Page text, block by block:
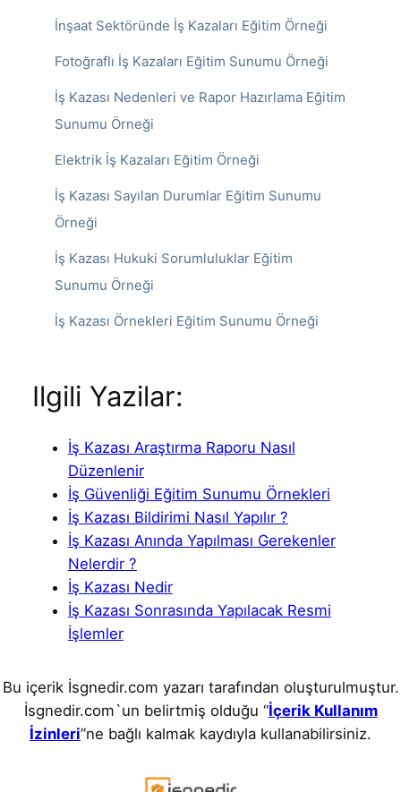
İnşaat Sektöründe İş Kazaları Eğitim Örneği
Fotoğraflı İş Kazaları Eğitim Sunumu Örneği
İş Kazası Nedenleri ve Rapor Hazırlama Eğitim
Sunumu Örneği
Elektrik İş Kazaları Eğitim Örneği
İş Kazası Sayılan Durumlar Eğitim Sunumu
Örneği
İş Kazası Hukuki Sorumluluklar Eğitim
Sunumu Örneği
İş Kazası Örnekleri Eğitim Sunumu Örneği
Ilgili Yazilar:
İş Kazası Araştırma Raporu Nasıl
Düzenlenir
İş Güvenliği Eğitim Sunumu Örnekleri
İş Kazası Bildirimi Nasıl Yapılır ?
İş Kazası Anında Yapılması Gerekenler
Nelerdir ?
İş Kazası Nedir
İş Kazası Sonrasında Yapılacak Resmi
İşlemler
Bu içerik İsgnedir.com yazarı tarafından oluşturulmuştur.
İsgnedir.com`un belirtmiş olduğu “İçerik Kullanım
İzinleri”ne bağlı kalmak kaydıyla kullanabilirsiniz.